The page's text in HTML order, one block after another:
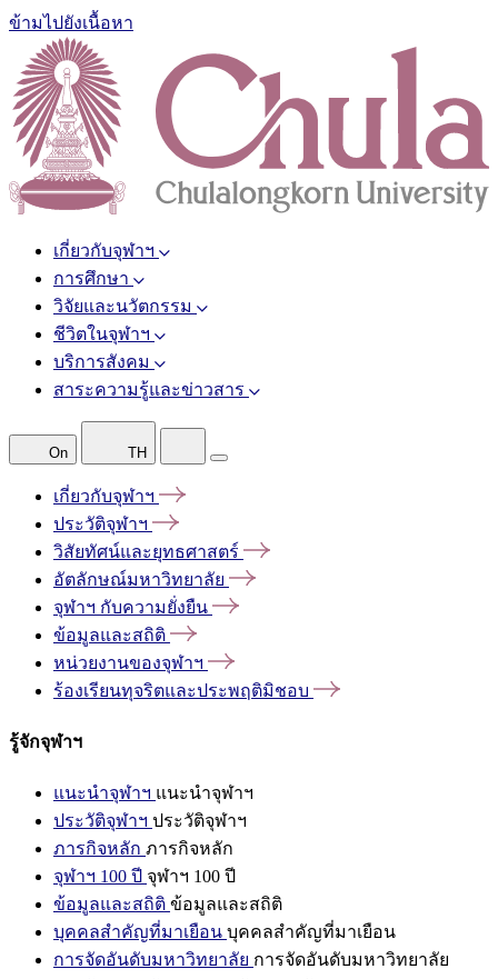
ข้ามไปยังเนื้อหา
เกี่ยวกับจุฬาฯ
การศึกษา
วิจัยและนวัตกรรม
ชีวิตในจุฬาฯ
บริการสังคม
สาระความรู้และข่าวสาร
On TH
เกี่ยวกับจุฬาฯ
ประวัติจุฬาฯ
วิสัยทัศน์และยุทธศาสตร์
อัตลักษณ์มหาวิทยาลัย
จุฬาฯ กับความยั่งยืน
ข้อมูลและสถิติ
หน่วยงานของจุฬาฯ
ร้องเรียนทุจริตและประพฤติมิชอบ
รู้จักจุฬาฯ
แนะนำจุฬาฯ แนะนำจุฬาฯ
ประวัติจุฬาฯ ประวัติจุฬาฯ
ภารกิจหลัก ภารกิจหลัก
จุฬาฯ 100 ปี จุฬาฯ 100 ปี
ข้อมูลและสถิติ ข้อมูลและสถิติ
บุคคลสำคัญที่มาเยือน บุคคลสำคัญที่มาเยือน
การจัดอันดับมหาวิทยาลัย การจัดอันดับมหาวิทยาลัย